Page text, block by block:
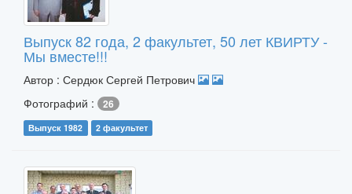
Выпуск 82 года, 2 факультет, 50 лет КВИРТУ -
Мы вместе!!!
Автор : Сердюк Сергей Петрович
Фотографий :
26
Выпуск 1982 2 факультет